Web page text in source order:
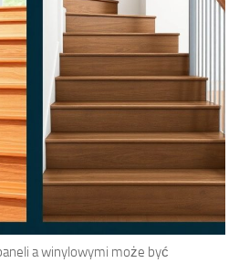
a winylowymi może być